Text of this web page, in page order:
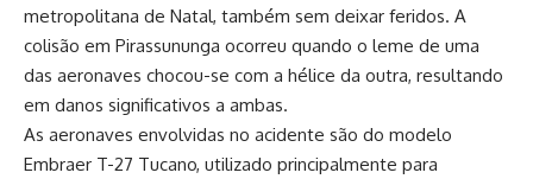
metropolitana de Natal, também sem deixar feridos. A
colisão em Pirassununga ocorreu quando o leme de uma
das aeronaves chocou-se com a hélice da outra, resultando
em danos significativos a ambas.
As aeronaves envolvidas no acidente são do modelo
Embraer T-27 Tucano, utilizado principalmente para